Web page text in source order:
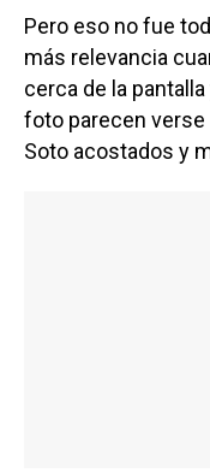
Pero eso no fue
más relevancia
cerca de la
foto parecen verse
Soto acostados y